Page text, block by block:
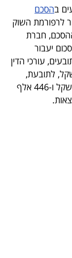
הסכם
לרפורמת השוק
חברת
הסכום יעבור
עורכי הדין
שיקבלו 12 מיליון שקל, לתובעת,
ע.א.ד.א ליעד אחזקות, שתקבל 2.6 מיליון שקל ו-446 אלף